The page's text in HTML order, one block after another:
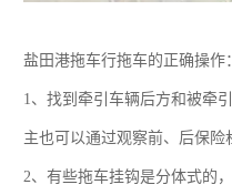
盐田港拖车行拖车的正确操作
1、找到牵引车辆后方和被牵
主也可以通过观察前、后保
2、有些拖车挂钩是分体式的